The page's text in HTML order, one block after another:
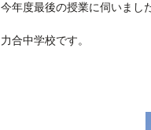
今年度最後の授業に伺いまし
力合中学校です。